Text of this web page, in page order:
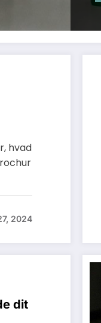
hvad
2024
dit